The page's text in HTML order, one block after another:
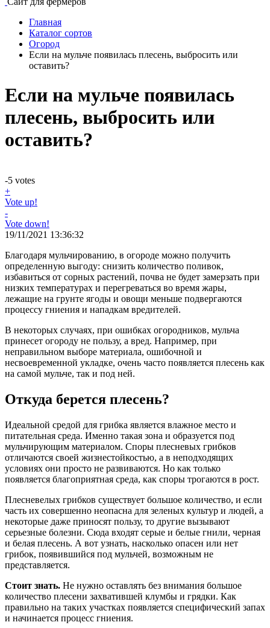
Главная
Каталог сортов
Огород
Если на мульче появилась плесень, выбросить или
оставить?
Если на мульче появилась
плесень, выбросить или
оставить?
-5 votes
+
Vote up!
-
Vote down!
19/11/2021 13:36:32
Благодаря мульчированию, в огороде можно получить
определенную выгоду: снизить количество поливок,
избавиться от сорных растений, почва не будет замерзать при
низких температурах и перегреваться во время жары,
лежащие на грунте ягоды и овощи меньше подвергаются
процессу гниения и нападкам вредителей.
В некоторых случаях, при ошибках огородников, мульча
принесет огороду не пользу, а вред. Например, при
неправильном выборе материала, ошибочной и
несвоевременной укладке, очень часто появляется плесень как
на самой мульче, так и под ней.
Откуда берется плесень?
Идеальной средой для грибка является влажное место и
питательная среда. Именно такая зона и образуется под
мульчирующим материалом. Споры плесневых грибков
отличаются своей жизнестойкостью, а в неподходящих
условиях они просто не развиваются. Но как только
появляется благоприятная среда, как споры трогаются в рост.
Плесневелых грибков существует большое количество, и если
часть их совершенно неопасна для зеленых культур и людей, а
некоторые даже приносят пользу, то другие вызывают
серьезные болезни. Сюда входят серые и белые гнили, черная
и белая плесень. А вот узнать, насколько опасен или нет
грибок, появившийся под мульчей, возможным не
представляется.
Стоит знать. Не нужно оставлять без внимания большое
количество плесени захватившей клумбы и грядки. Как
правильно на таких участках появляется специфический запах
и начинается процесс гниения.